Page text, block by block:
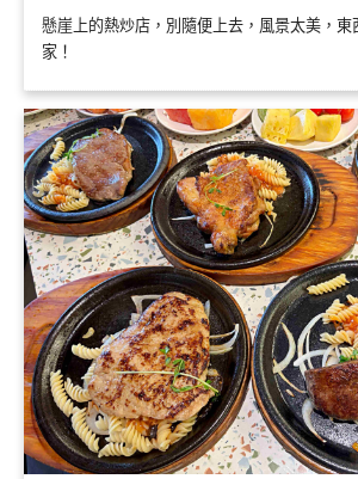
懸崖上的熱炒店，別隨便上去，風景太美，東
家！